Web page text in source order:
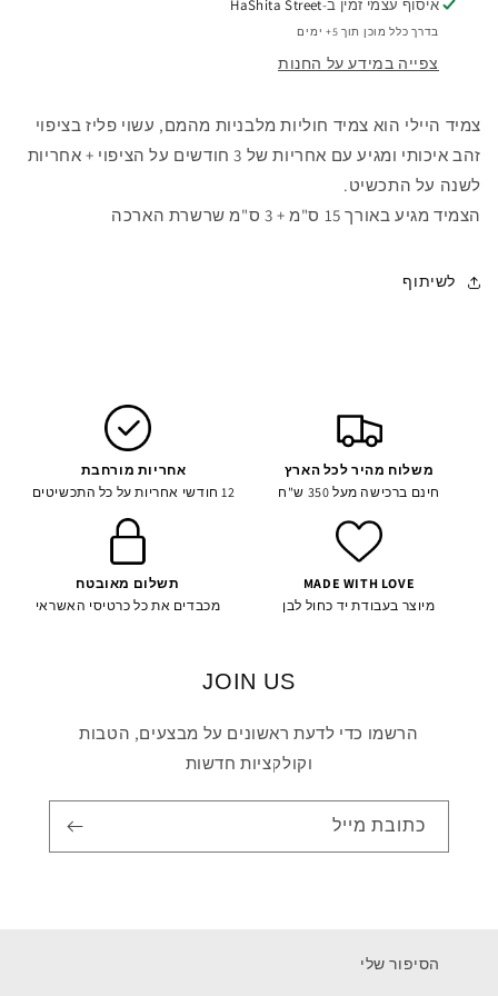
איסוף עצמי זמין ב-HaShita Street
בדרך כלל מוכן תוך 5+ ימים
צפייה במידע על החנות
צמיד היילי הוא צמיד חוליות מלבניות מהמם, עשוי פליז בציפוי
זהב איכותי ומגיע עם אחריות של 3 חודשים על הציפוי + אחריות
לשנה על התכשיט.
הצמיד מגיע באורך 15 ס"מ + 3 ס"מ שרשרת הארכה
לשיתוף
משלוח מהיר לכל הארץ
חינם ברכישה מעל 350 ש"ח
אחריות מורחבת
12 חודשי אחריות על כל התכשיטים
MADE WITH LOVE
מיוצר בעבודת יד כחול לבן
תשלום מאובטח
מכבדים את כל כרטיסי האשראי
JOIN US
הרשמו כדי לדעת ראשונים על מבצעים, הטבות
וקולקציות חדשות
כתובת מייל
הסיפור שלי